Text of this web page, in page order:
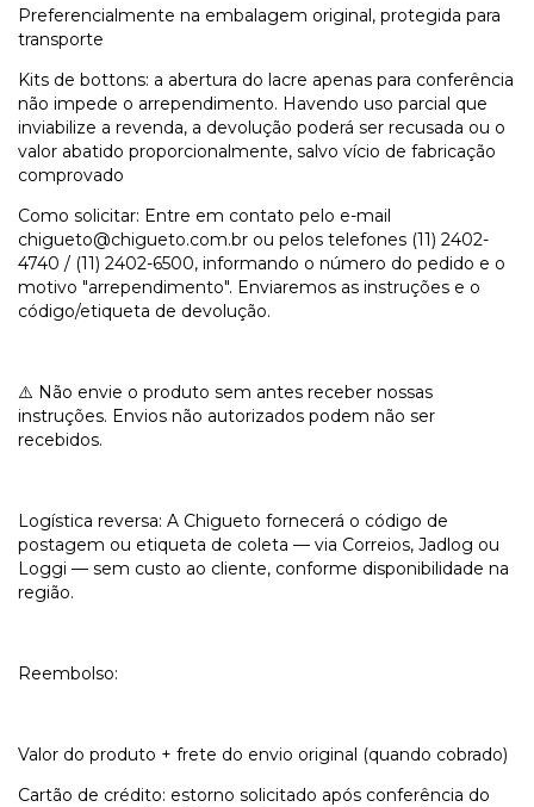
Preferencialmente na embalagem original, protegida para
transporte
Kits de bottons: a abertura do lacre apenas para conferência
não impede o arrependimento. Havendo uso parcial que
inviabilize a revenda, a devolução poderá ser recusada ou o
valor abatido proporcionalmente, salvo vício de fabricação
comprovado
Como solicitar: Entre em contato pelo e-mail
chigueto@chigueto.com.br ou pelos telefones (11) 2402-
4740 / (11) 2402-6500, informando o número do pedido e o
motivo "arrependimento". Enviaremos as instruções e o
código/etiqueta de devolução.
⚠️ Não envie o produto sem antes receber nossas
instruções. Envios não autorizados podem não ser
recebidos.
Logística reversa: A Chigueto fornecerá o código de
postagem ou etiqueta de coleta — via Correios, Jadlog ou
Loggi — sem custo ao cliente, conforme disponibilidade na
região.
Reembolso:
Valor do produto + frete do envio original (quando cobrado)
Cartão de crédito: estorno solicitado após conferência do